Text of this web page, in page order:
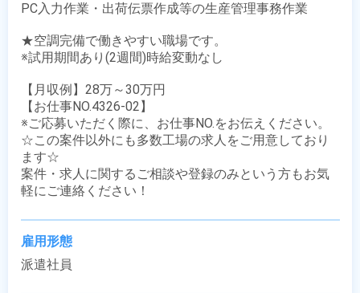
PC入力作業・出荷伝票作成等の生産管理事務作業
★空調完備で働きやすい職場です。
※試用期間あり(2週間)時給変動なし
【月収例】28万～30万円
【お仕事NO.4326-02】
※ご応募いただく際に、お仕事NO.をお伝えください。
☆この案件以外にも多数工場の求人をご用意しており
ます☆
案件・求人に関するご相談や登録のみという方もお気
軽にご連絡ください！
雇用形態
派遣社員